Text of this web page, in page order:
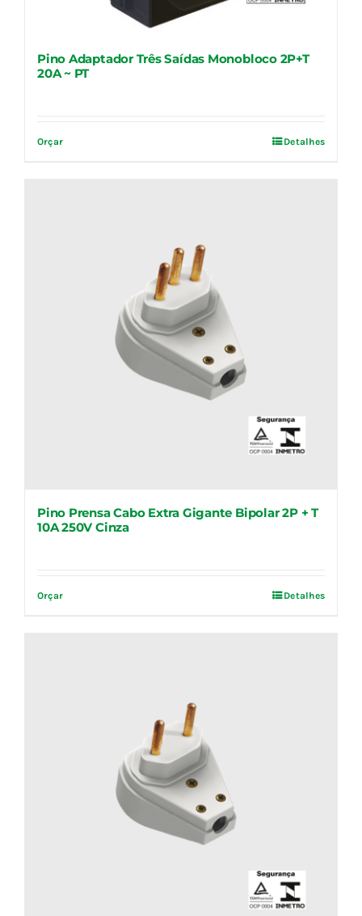
Pino Adaptador Três Saídas Monobloco 2P+T
20A ~ PT
Orçar Detalhes
Pino Prensa Cabo Extra Gigante Bipolar 2P + T
10A 250V Cinza
Orçar Detalhes